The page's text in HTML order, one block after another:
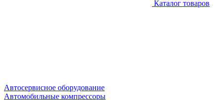
Каталог товаров
Автосервисное оборудование
Автомобильные компрессоры